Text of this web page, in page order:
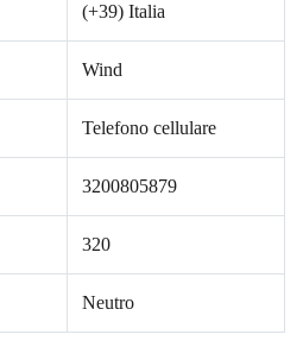
(+39) Italia
Wind
Telefono cellulare
3200805879
320
Neutro